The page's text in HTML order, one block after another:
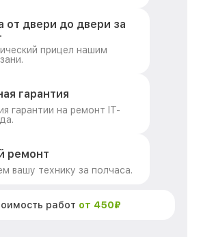
от двери до двери за
прицел нашим
гарантия
гарантии на ремонт IT-
ремонт
вашу технику за полчаса.
работ от 450₽